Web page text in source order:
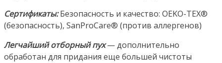
Сертификаты:Безопасность и качество: OEKO-TEX®
(безопасность), SanProCare® (против аллергенов)
Легчайший отборный пух— дополнительно
обработан для придания еще большей чистоты